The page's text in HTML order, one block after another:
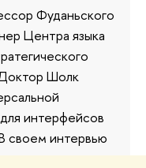
Фуданьского
Центра языка
Шолк
интерфейсов
своем интервью